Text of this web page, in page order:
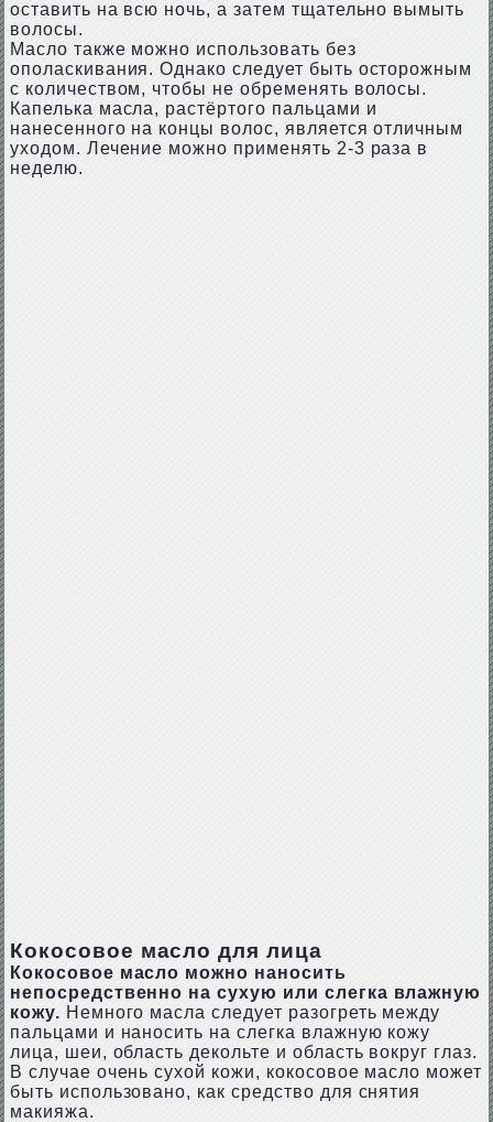
оставить на всю ночь, а затем тщательно вымыть
волосы.
Масло также можно использовать без
ополаскивания. Однако следует быть осторожным
с количеством, чтобы не обременять волосы.
Капелька масла, растёртого пальцами и
нанесенного на концы волос, является отличным
уходом. Лечение можно применять 2-3 раза в
неделю.
Кокосовое масло для лица
Кокосовое масло можно наносить
непосредственно на сухую или слегка влажную
кожу. Немного масла следует разогреть между
пальцами и наносить на слегка влажную кожу
лица, шеи, область декольте и область вокруг глаз.
В случае очень сухой кожи, кокосовое масло может
быть использовано, как средство для снятия
макияжа.